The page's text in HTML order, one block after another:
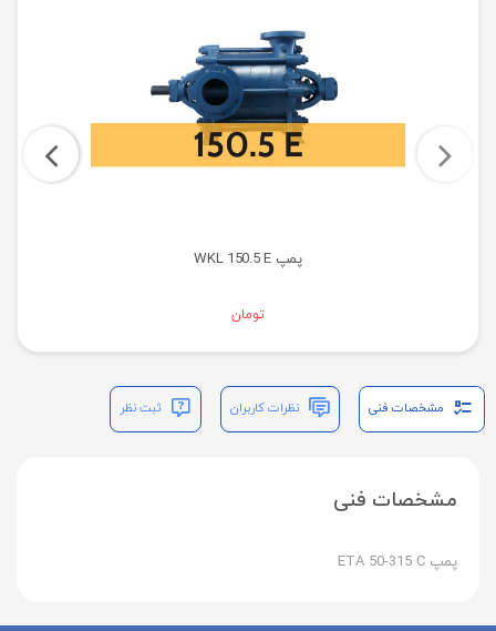
پمپ WKL 150.5 E
تومان
مشخصات فنی نظرات کاربران ثبت نظر
مشخصات فنی
پمپ ETA 50-315 C